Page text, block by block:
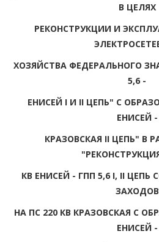
В ЦЕЛЯХ
РЕКОНСТРУКЦИИ И
ХОЗЯЙСТВА ФЕДЕРАЛЬНОГО
5,6 -
ЕНИСЕЙ I И II ЦЕПЬ" С
ЕНИСЕЙ -
КРАЗОВСКАЯ II ЦЕПЬ" В
КВ ЕНИСЕЙ - ГПП 5,6 I, II
ЗАХОДОВ
НА ПС 220 КВ КРАЗОВСКАЯ С
ЕНИСЕЙ -